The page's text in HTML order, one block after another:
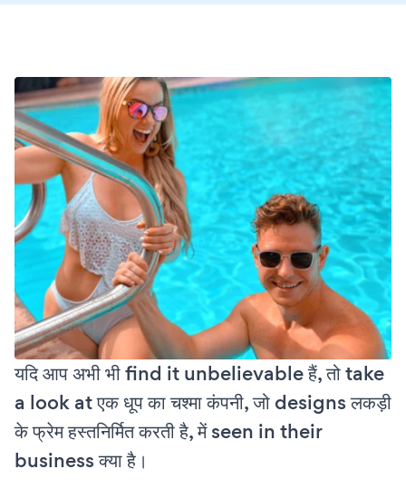
यदि आप अभी भी find it unbelievable हैं, तो take
a look at एक धूप का चश्मा कंपनी, जो designs लकड़ी
के फ्रेम हस्तनिर्मित करती है, में seen in their
business क्या है।